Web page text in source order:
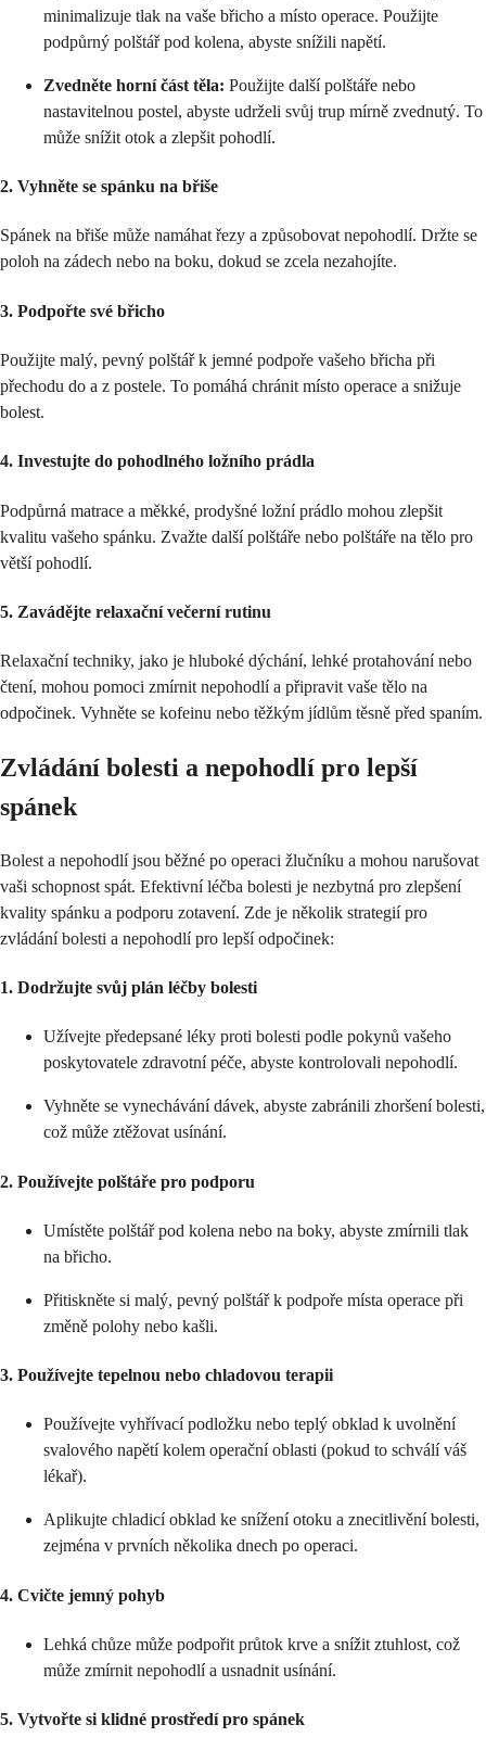
minimalizuje tlak na vaše břicho a místo operace. Použijte
podpůrný polštář pod kolena, abyste snížili napětí.
Zvedněte horní část těla: Použijte další polštáře nebo
nastavitelnou postel, abyste udrželi svůj trup mírně zvednutý. To
může snížit otok a zlepšit pohodlí.
2. Vyhněte se spánku na břiše
Spánek na břiše může namáhat řezy a způsobovat nepohodlí. Držte se
poloh na zádech nebo na boku, dokud se zcela nezahojíte.
3. Podpořte své břicho
Použijte malý, pevný polštář k jemné podpoře vašeho břicha při
přechodu do a z postele. To pomáhá chránit místo operace a snižuje
bolest.
4. Investujte do pohodlného ložního prádla
Podpůrná matrace a měkké, prodyšné ložní prádlo mohou zlepšit
kvalitu vašeho spánku. Zvažte další polštáře nebo polštáře na tělo pro
větší pohodlí.
5. Zavádějte relaxační večerní rutinu
Relaxační techniky, jako je hluboké dýchání, lehké protahování nebo
čtení, mohou pomoci zmírnit nepohodlí a připravit vaše tělo na
odpočinek. Vyhněte se kofeinu nebo těžkým jídlům těsně před spaním.
Zvládání bolesti a nepohodlí pro lepší
spánek
Bolest a nepohodlí jsou běžné po operaci žlučníku a mohou narušovat
vaši schopnost spát. Efektivní léčba bolesti je nezbytná pro zlepšení
kvality spánku a podporu zotavení. Zde je několik strategií pro
zvládání bolesti a nepohodlí pro lepší odpočinek:
1. Dodržujte svůj plán léčby bolesti
Užívejte předepsané léky proti bolesti podle pokynů vašeho
poskytovatele zdravotní péče, abyste kontrolovali nepohodlí.
Vyhněte se vynechávání dávek, abyste zabránili zhoršení bolesti,
což může ztěžovat usínání.
2. Používejte polštáře pro podporu
Umístěte polštář pod kolena nebo na boky, abyste zmírnili tlak
na břicho.
Přitiskněte si malý, pevný polštář k podpoře místa operace při
změně polohy nebo kašli.
3. Používejte tepelnou nebo chladovou terapii
Používejte vyhřívací podložku nebo teplý obklad k uvolnění
svalového napětí kolem operační oblasti (pokud to schválí váš
lékař).
Aplikujte chladicí obklad ke snížení otoku a znecitlivění bolesti,
zejména v prvních několika dnech po operaci.
4. Cvičte jemný pohyb
Lehká chůze může podpořit průtok krve a snížit ztuhlost, což
může zmírnit nepohodlí a usnadnit usínání.
5. Vytvořte si klidné prostředí pro spánek